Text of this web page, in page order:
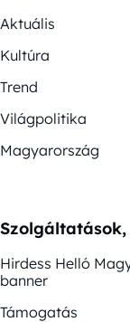
Aktuális
Kultúra
Trend
Világpolitika
Magyarország
Hirdess Helló
banner
Támogatás